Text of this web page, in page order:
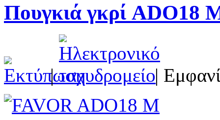
Πουγκιά γκρί ADO18
| |